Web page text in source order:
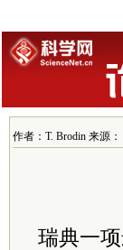
作者：T. Brodin 来源
瑞典一